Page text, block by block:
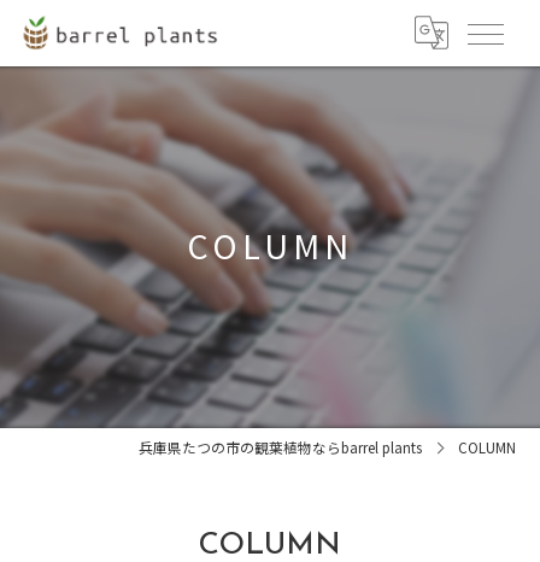
COLUMN
兵庫県たつの市の観葉植物ならbarrel plants COLUMN
COLUMN